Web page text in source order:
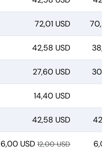
72,01 USD
42,58 USD
27,60 USD
14,40 USD
42,58 USD
6,00 USD 12,00 USD